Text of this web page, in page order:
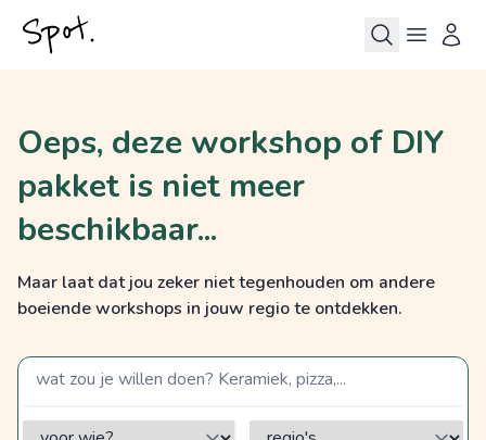
Oeps, deze workshop of DIY
pakket is niet meer
beschikbaar...
Maar laat dat jou zeker niet tegenhouden om andere
boeiende workshops in jouw regio te ontdekken.
zoek op een term
voor wie? regio's